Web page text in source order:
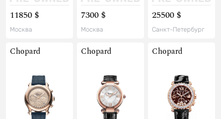
11850 $
Москва
7300 $
Москва
25500 $
Санкт-Петербург
Chopard Chopard Chopard